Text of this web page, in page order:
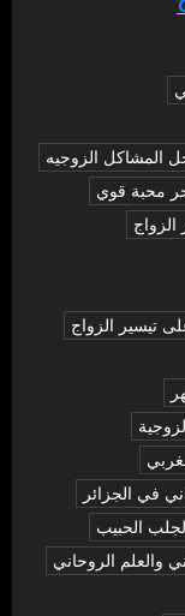
المشاكل الزوجيه
محبة قوي
تيسير الزواج
في الجزائر
الحبيب
والعلم الروحاني